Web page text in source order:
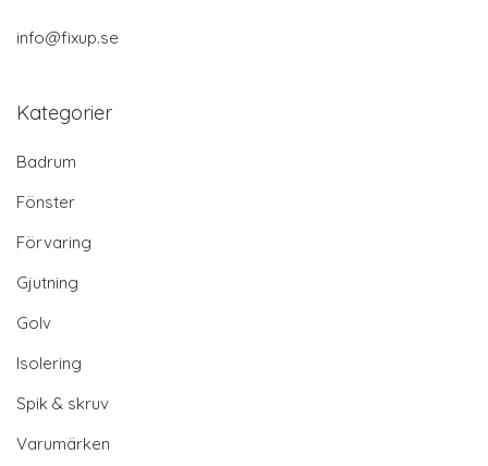
info@fixup.se
Kategorier
Badrum
Fönster
Förvaring
Gjutning
Golv
Isolering
Spik & skruv
Varumärken